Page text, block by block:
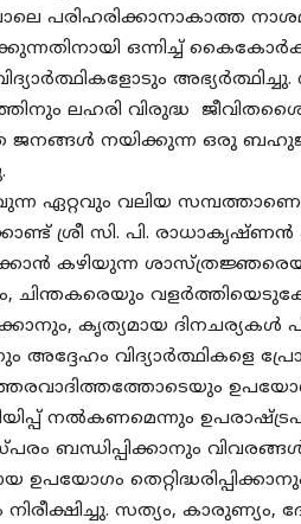
പരിഹരിക്കാനാകാത്ത
ഒന്നിച്ച്
ലഹരി വിരുദ്ധ
ജനങ്ങൾ നയിക്കുന്ന ഒരു
ഏറ്റവും വലിയ
ശ്രീ സി. പി.
കഴിയുന്ന
കൃത്യമായ ദിനചര്യകൾ
വിദ്യാർത്ഥികളെ
നൽകണമെന്നും
ബന്ധിപ്പിക്കാനും
സത്യം, കാരുണ്യം,